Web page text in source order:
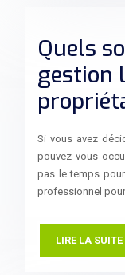
Quels
gestion
Si vous avez
pouvez vous
pas le temps
professionnel
LIRE LA SUITE